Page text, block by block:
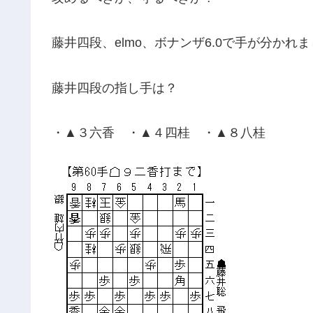
藤井四段、elmo、ボナンザ6.0で手が分かれ
藤井四段の指し手は？
・▲３六香 ・▲４四桂 ・▲８八桂